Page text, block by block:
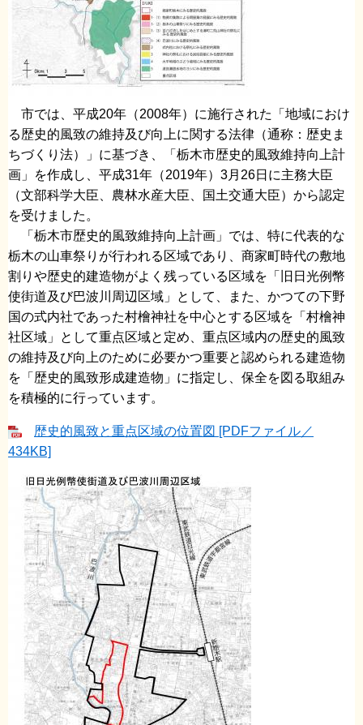
市では、平成20年（2008年）に施行された「地域におけ
る歴史的風致の維持及び向上に関する法律（通称：歴史ま
ちづくり法）」に基づき、「栃木市歴史的風致維持向上計
画」を作成し、平成31年（2019年）3月26日に主務大臣
（文部科学大臣、農林水産大臣、国土交通大臣）から認定
を受けました。
「栃木市歴史的風致維持向上計画」では、特に代表的な
栃木の山車祭りが行われる区域であり、商家町時代の敷地
割りや歴史的建造物がよく残っている区域を「旧日光例幣
使街道及び巴波川周辺区域」として、また、かつての下野
国の式内社であった村檜神社を中心とする区域を「村檜神
社区域」として重点区域と定め、重点区域内の歴史的風致
の維持及び向上のために必要かつ重要と認められる建造物
を「歴史的風致形成建造物」に指定し、保全を図る取組み
を積極的に行っています。
歴史的風致と重点区域の位置図 [PDFファイル／
434KB]